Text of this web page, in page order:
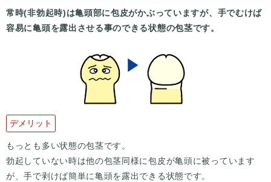
常時(非勃起時)は亀頭部に包皮がかぶっていますが、手でむけば
容易に亀頭を露出させる事のできる状態の包茎です。
デメリット
もっとも多い状態の包茎です。
勃起していない時は他の包茎同様に包皮が亀頭に被っています
が、手で剥けば簡単に亀頭を露出できる状態です。